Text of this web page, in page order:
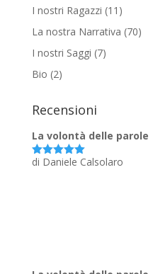
I nostri Ragazzi (11)
La nostra Narrativa (70)
I nostri Saggi (7)
Bio (2)
Recensioni
La volontà delle parole
Valutato 5
di Daniele Calsolaro